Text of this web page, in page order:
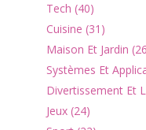
Tech (40)
Cuisine (31)
Maison Et Jardin
Systèmes Et
Divertissement Et
Jeux (24)